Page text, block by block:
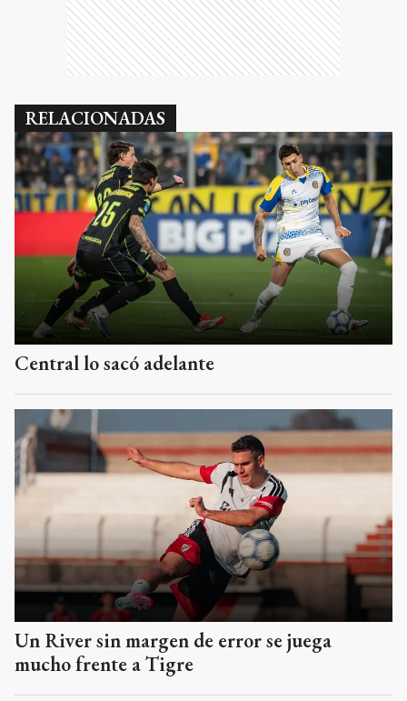
RELACIONADAS
Central lo sacó adelante
Un River sin margen de error se juega
mucho frente a Tigre